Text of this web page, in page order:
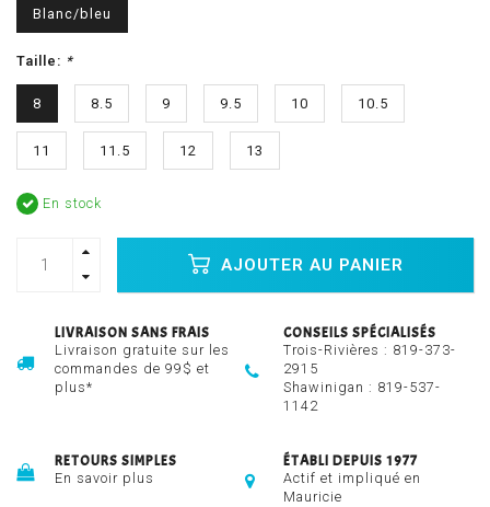
Blanc/bleu
Taille: *
8 8.5 9 9.5 10 10.5
11 11.5 12 13
En stock
AJOUTER AU PANIER
LIVRAISON SANS FRAIS
Livraison gratuite sur les
commandes de 99$ et
plus*
CONSEILS SPÉCIALISÉS
Trois-Rivières : 819-373-
2915
Shawinigan : 819-537-
1142
RETOURS SIMPLES
En savoir plus
ÉTABLI DEPUIS 1977
Actif et impliqué en
Mauricie